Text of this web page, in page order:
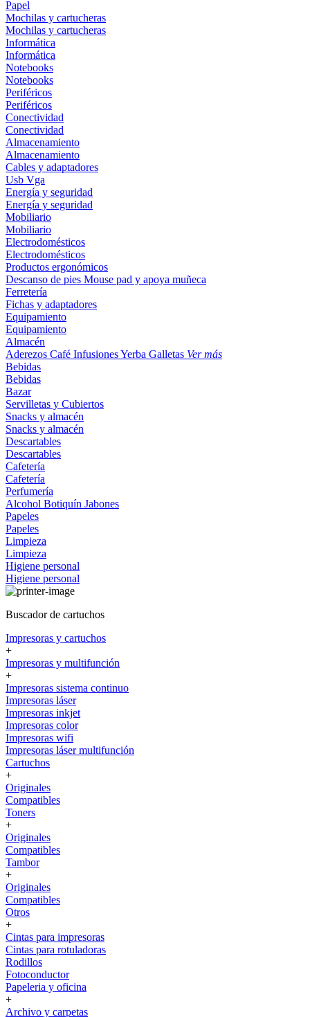
Papel
Mochilas y cartucheras
Mochilas y cartucheras
Informática
Informática
Notebooks
Notebooks
Periféricos
Periféricos
Conectividad
Conectividad
Almacenamiento
Almacenamiento
Cables y adaptadores
Usb Vga
Energía y seguridad
Energía y seguridad
Mobiliario
Mobiliario
Electrodomésticos
Electrodomésticos
Productos ergonómicos
Descanso de pies Mouse pad y apoya muñeca
Ferretería
Fichas y adaptadores
Equipamiento
Equipamiento
Almacén
Aderezos Café InfusionesYerba Galletas Ver más
Bebidas
Bebidas
Bazar
Servilletas y Cubiertos
Snacks y almacén
Snacks y almacén
Descartables
Descartables
Cafetería
Cafetería
Perfumería
Alcohol Botiquín Jabones
Papeles
Papeles
Limpieza
Limpieza
Higiene personal
Higiene personal
Buscador de cartuchos
Impresoras y cartuchos
+
Impresoras y multifunción
+
Impresoras sistema continuo
Impresoras láser
Impresoras inkjet
Impresoras color
Impresoras wifi
Impresoras láser multifunción
Cartuchos
+
Originales
Compatibles
Toners
+
Originales
Compatibles
Tambor
+
Originales
Compatibles
Otros
+
Cintas para impresoras
Cintas para rotuladoras
Rodillos
Fotoconductor
Papeleria y oficina
+
Archivo y carpetas